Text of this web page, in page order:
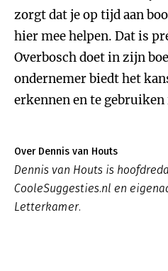
zorgt dat je op tijd aan
hier mee helpen. Dat is
Overbosch doet in zijn
ondernemer biedt het
erkennen en te
Over Dennis van Houts
Dennis van Houts is
CooleSuggesties.nl en
Letterkamer.